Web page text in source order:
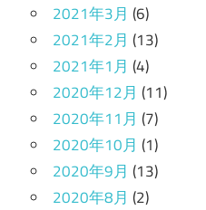
2021年3月 (6)
2021年2月 (13)
2021年1月 (4)
2020年12月 (11)
2020年11月 (7)
2020年10月 (1)
2020年9月 (13)
2020年8月 (2)